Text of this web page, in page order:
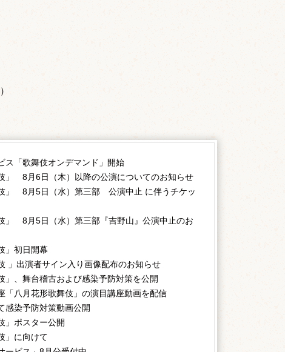
ス「歌舞伎オンデマンド」開始
」 8月6日（木）以降の公演についてのお知らせ
」 8月5日（水）第三部 公演中止 に伴うチケッ
」 8月5日（水）第三部『吉野山』公演中止のお
」初日開幕
」出演者サイン入り画像配布のお知らせ
」、舞台稽古および感染予防対策を公開
「八月花形歌舞伎」の演目講座動画を配信
感染予防対策動画公開
」ポスター公開
」に向けて